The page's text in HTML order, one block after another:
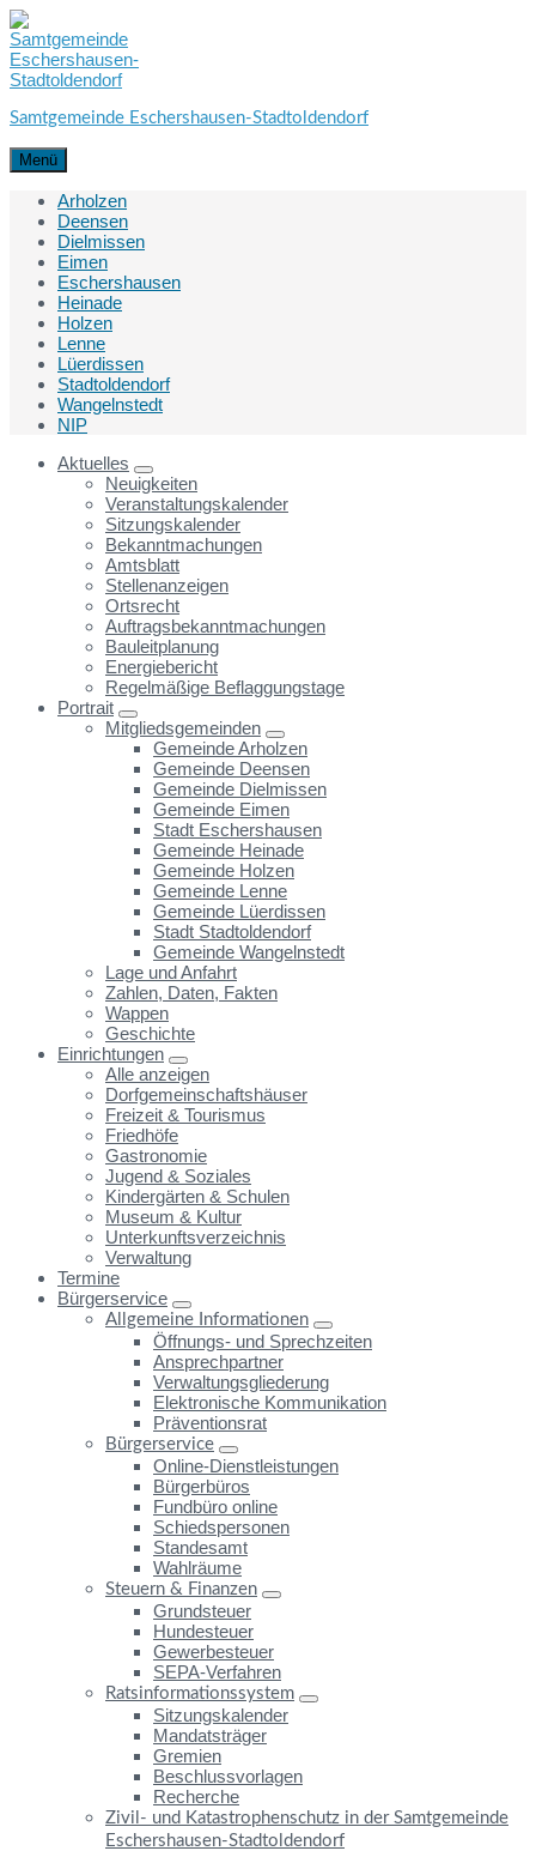
Skip
to
content
Skip
to
main
navigation
Skip
to
footer
Samtgemeinde Eschershausen-Stadtoldendorf
Menü
Arholzen
Deensen
Dielmissen
Eimen
Eschershausen
Heinade
Holzen
Lenne
Lüerdissen
Stadtoldendorf
Wangelnstedt
NIP
Aktuelles
Neuigkeiten
Veranstaltungskalender
Sitzungskalender
Bekanntmachungen
Amtsblatt
Stellenanzeigen
Ortsrecht
Auftragsbekanntmachungen
Bauleitplanung
Energiebericht
Regelmäßige Beflaggungstage
Portrait
Mitgliedsgemeinden
Gemeinde Arholzen
Gemeinde Deensen
Gemeinde Dielmissen
Gemeinde Eimen
Stadt Eschershausen
Gemeinde Heinade
Gemeinde Holzen
Gemeinde Lenne
Gemeinde Lüerdissen
Stadt Stadtoldendorf
Gemeinde Wangelnstedt
Lage und Anfahrt
Zahlen, Daten, Fakten
Wappen
Geschichte
Einrichtungen
Alle anzeigen
Dorfgemeinschaftshäuser
Freizeit & Tourismus
Friedhöfe
Gastronomie
Jugend & Soziales
Kindergärten & Schulen
Museum & Kultur
Unterkunftsverzeichnis
Verwaltung
Termine
Bürgerservice
Allgemeine Informationen
Öffnungs- und Sprechzeiten
Ansprechpartner
Verwaltungsgliederung
Elektronische Kommunikation
Präventionsrat
Bürgerservice
Online-Dienstleistungen
Bürgerbüros
Fundbüro online
Schiedspersonen
Standesamt
Wahlräume
Steuern & Finanzen
Grundsteuer
Hundesteuer
Gewerbesteuer
SEPA-Verfahren
Ratsinformationssystem
Sitzungskalender
Mandatsträger
Gremien
Beschlussvorlagen
Recherche
Zivil- und Katastrophenschutz in der Samtgemeinde
Eschershausen-Stadtoldendorf